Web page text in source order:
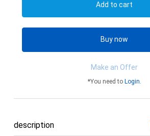
Add to cart
Buy now
Make an Offer
*You need to Login.
description